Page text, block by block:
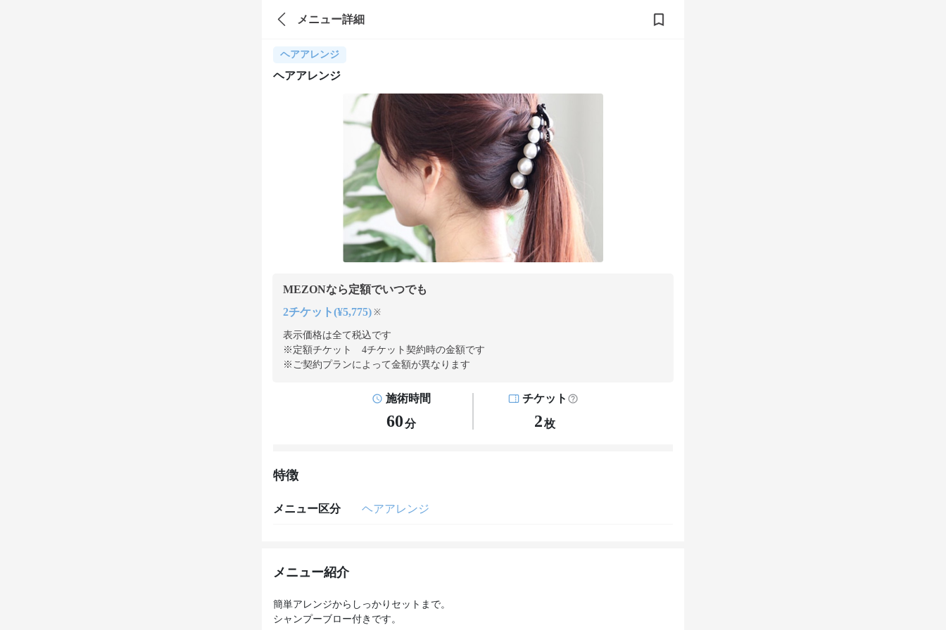
メニュー詳細
ヘアアレンジ
ヘアアレンジ
MEZONなら定額でいつでも
2チケット(¥5,775) ※
表示価格は全て税込です
※定額チケット 4チケット契約時の金額です
※ご契約プランによって金額が異なります
施術時間
60分
チケット
2枚
特徴
メニュー区分 ヘアアレンジ
メニュー紹介
簡単アレンジからしっかりセットまで。
シャンプーブロー付きです。